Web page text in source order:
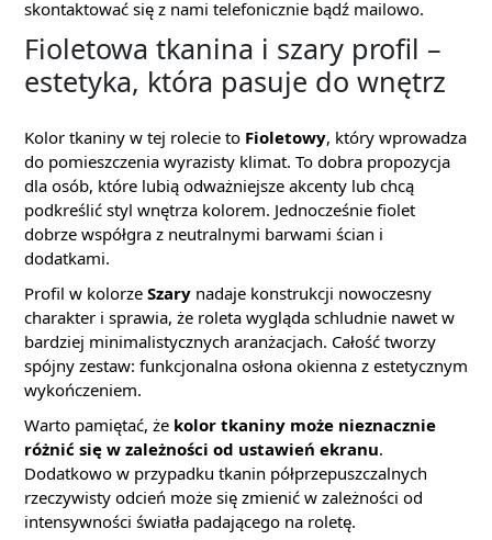
skontaktować się z nami telefonicznie bądź mailowo.
Fioletowa tkanina i szary profil –
estetyka, która pasuje do wnętrz
Kolor tkaniny w tej rolecie to Fioletowy, który wprowadza
do pomieszczenia wyrazisty klimat. To dobra propozycja
dla osób, które lubią odważniejsze akcenty lub chcą
podkreślić styl wnętrza kolorem. Jednocześnie fiolet
dobrze współgra z neutralnymi barwami ścian i
dodatkami.
Profil w kolorze Szary nadaje konstrukcji nowoczesny
charakter i sprawia, że roleta wygląda schludnie nawet w
bardziej minimalistycznych aranżacjach. Całość tworzy
spójny zestaw: funkcjonalna osłona okienna z estetycznym
wykończeniem.
Warto pamiętać, że kolor tkaniny może nieznacznie
różnić się w zależności od ustawień ekranu.
Dodatkowo w przypadku tkanin półprzepuszczalnych
rzeczywisty odcień może się zmienić w zależności od
intensywności światła padającego na roletę.